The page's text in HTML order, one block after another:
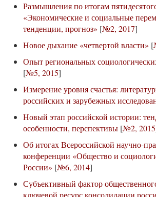
Размышления по итогам
«Экономические и социальные
тенденции, прогноз» [№2, 2017]
Новое дыхание «четвертой власти» [
Опыт региональных
[№5, 2015]
Измерение уровня счастья:
российских и зарубежных
Новый этап российской истории:
особенности, перспективы [№2, 2015
Об итогах Всероссийской научно-
конференции «Общество и
России» [№6, 2014]
Субъективный фактор
ключевой ресурс консолидации